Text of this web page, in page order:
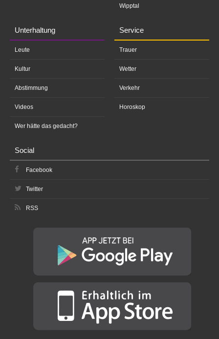
Wipptal
Unterhaltung
Leute
Kultur
Abstimmung
Videos
Wer hätte das gedacht?
Service
Trauer
Wetter
Verkehr
Horoskop
Social
Facebook
Twitter
RSS